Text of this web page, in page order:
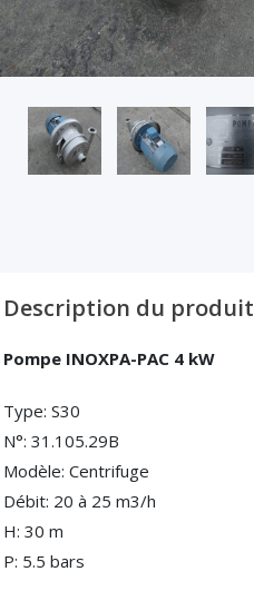
Description du produit
Pompe INOXPA-PAC 4 kW
Type: S30
N°: 31.105.29B
Modèle: Centrifuge
Débit: 20 à 25 m3/h
H: 30 m
P: 5.5 bars